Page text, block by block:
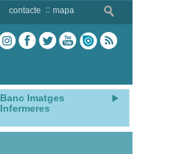
contacte mapa
Banc Imatges
Infermeres